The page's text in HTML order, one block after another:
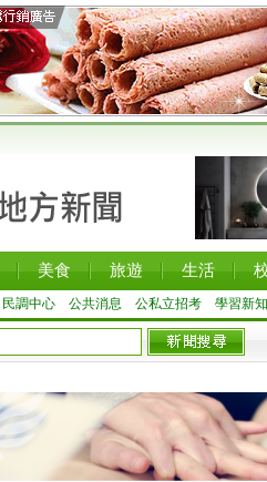
美食 旅遊 生活
民調中心 公共消息 公私立招考 學習新知